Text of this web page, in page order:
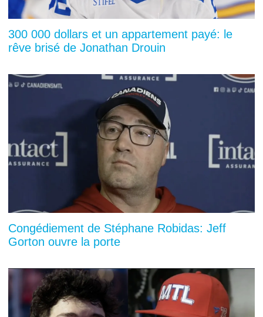
300 000 dollars et un appartement payé: le
rêve brisé de Jonathan Drouin
Congédiement de Stéphane Robidas: Jeff
Gorton ouvre la porte